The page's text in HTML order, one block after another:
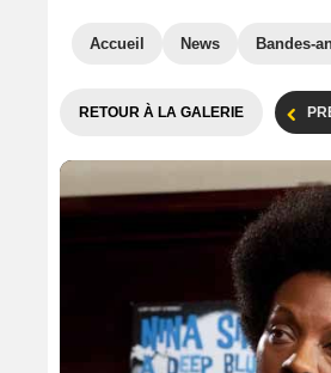
Accueil News Bandes-
RETOUR À LA GALERIE